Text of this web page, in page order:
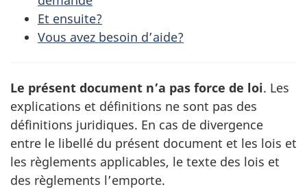
Et ensuite?
Vous avez besoin d’aide?
Le présent document n’a pas force de loi. Les
explications et définitions ne sont pas des
définitions juridiques. En cas de divergence
entre le libellé du présent document et les lois et
les règlements applicables, le texte des lois et
des règlements l’emporte.